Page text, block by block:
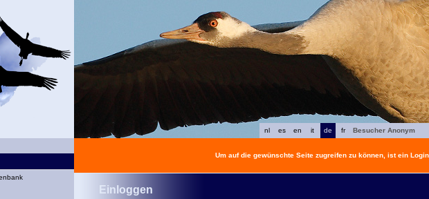
fr
de
it
en
es
nl
Besucher Anonym
Um auf die gewünschte Seite zugreifen zu können, ist ein
Einloggen